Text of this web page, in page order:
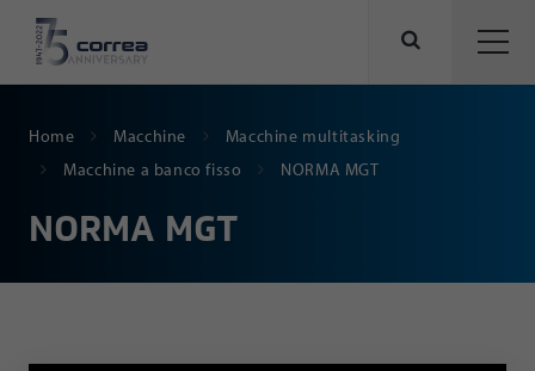
Home Macchine
Macchine multitasking
Macchine a banco fisso
NORMA MGT
NORMA MGT